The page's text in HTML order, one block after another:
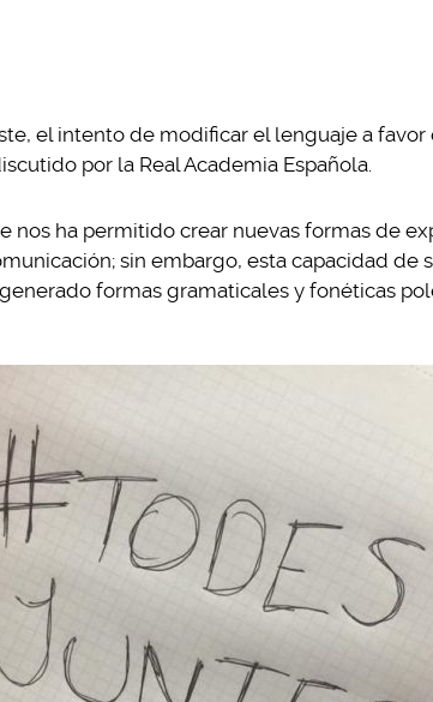
el intento de modificar el lenguaje a favor
por la Real Academia Española.
nos ha permitido crear nuevas formas de
sin embargo, esta capacidad de
formas gramaticales y fonéticas